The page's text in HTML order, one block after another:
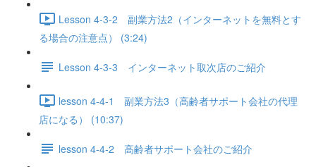
Lesson 4-3-2 副業方法2（インターネットを無料とす
る場合の注意点） (3:24)
Lesson 4-3-3 インターネット取次店のご紹介
lesson 4-4-1 副業方法3（高齢者サポート会社の代理
店になる） (10:37)
lesson 4-4-2 高齢者サポート会社のご紹介